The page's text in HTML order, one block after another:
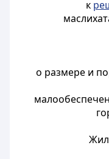
к
о размере и